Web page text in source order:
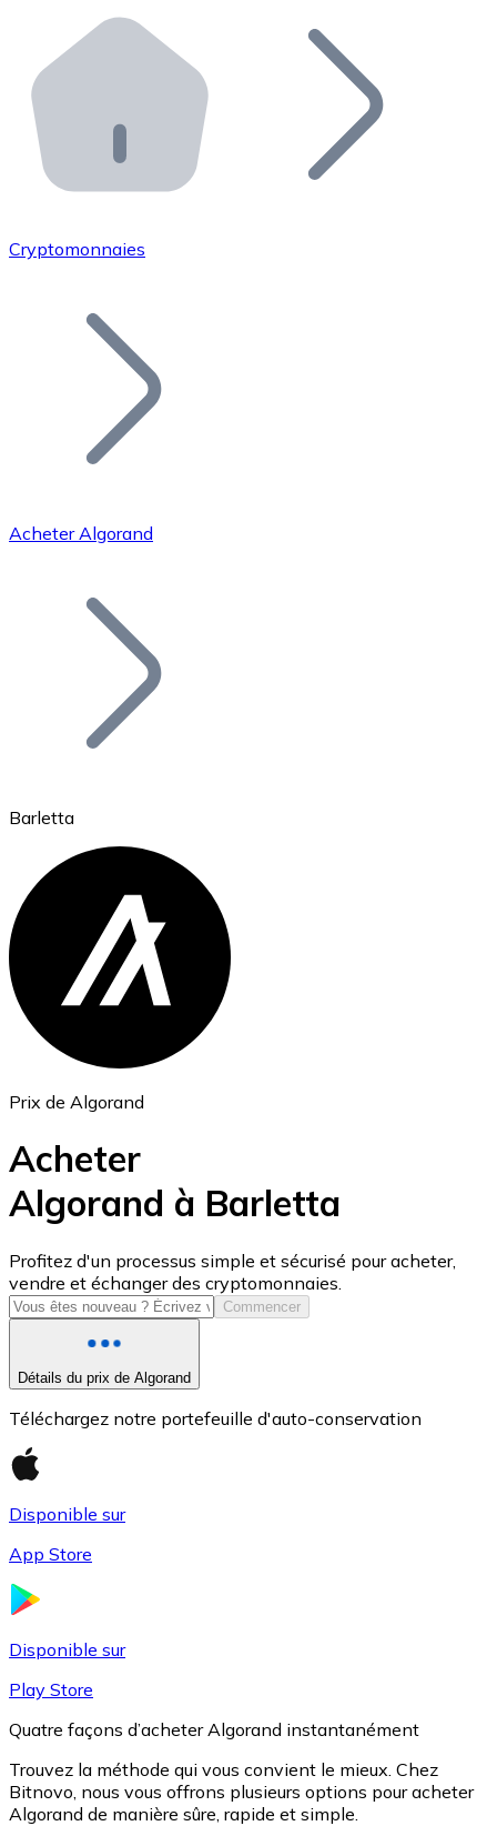
Distributeurs automatiques Bitnovo
Intégrez un ATM Bitnovo dans votre entreprise et
API Bitnovo
Intégrez notre API dans votre écosystème.
Rejoignez notre réseau de distributeurs et
Ajoutez le token de votre projet à notre service
Bitcoin
Ethereum
ETH
USD Coin
USDC
Cryptomonnaies
Acheter Algorand
Barletta
Prix de Algorand
Acheter
Algorand à Barletta
Profitez d'un processus simple et sécurisé pour acheter,
vendre et échanger des cryptomonnaies.
Commencer
Détails du prix de Algorand
Téléchargez notre portefeuille d'auto-conservation
Disponible sur
App Store
Disponible sur
Play Store
Quatre façons d’acheter Algorand instantanément
Trouvez la méthode qui vous convient le mieux. Chez
Bitnovo, nous vous offrons plusieurs options pour acheter
Algorand de manière sûre, rapide et simple.